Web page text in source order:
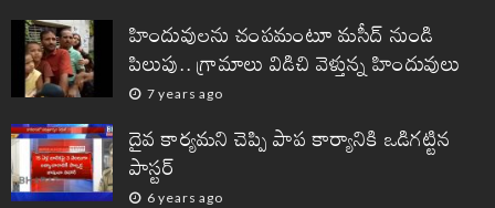
హిందువులను చంపమంటూ మసీద్ నుండి
పిలుపు.. గ్రామాలు విడిచి వెళ్తున్న హిందువులు
7 years ago
దైవ కార్యమని చెప్పి పాప కార్యానికి ఒడిగట్టిన
పాస్టర్
6 years ago